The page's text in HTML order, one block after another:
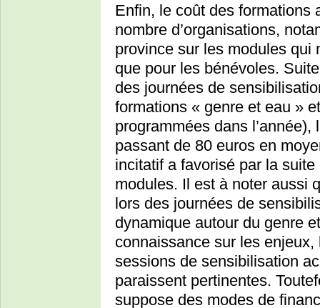
Enfin, le coût des formations
nombre d’organisations,
province sur les modules qui
que pour les bénévoles.
des journées de
formations « genre et eau »
programmées dans
passant de 80 euros en
incitatif a favorisé par la
modules. Il est à noter aussi
lors des journées de
dynamique autour du genre
connaissance sur les
sessions de sensibilisation
paraissent pertinentes.
suppose des modes de